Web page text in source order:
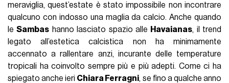
meraviglia, quest’estate è stato impossibile non incontrare
qualcuno con indosso una maglia da calcio. Anche quando
leSambas hanno lasciato spazio alle Havaianas, il trend
legato all’estetica calcistica non ha minimamente
accennato a rallentare anzi, incurante delle temperature
tropicali ha coinvolto sempre più e più adepti. Come ci ha
spiegato anche ieri Chiara Ferragni, se fino a qualche anno